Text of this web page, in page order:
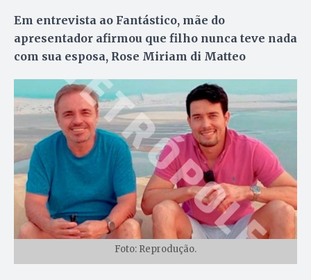
Em entrevista ao Fantástico, mãe do
apresentador afirmou que filho nunca teve nada
com sua esposa, Rose Miriam di Matteo
Foto: Reprodução.